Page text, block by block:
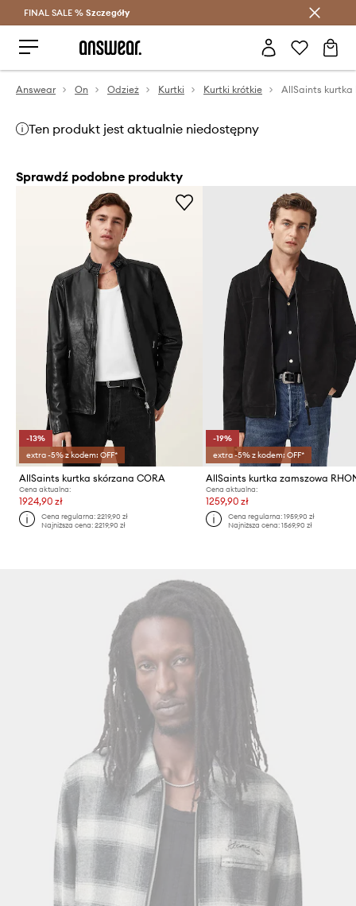
Oszczędzaj z Answear Club >
FINAL SALE % Szczegóły
Answear On Odzież Kurtki Kurtki krótkie AllSaints kurtka
Ten produkt jest aktualnie niedostępny
Sprawdź podobne produkty
-13%
extra -5% z kodem: OFF*
AllSaints kurtka skórzana CORA
Cena aktualna:
1924,90 zł
Cena regularna:2219,90 zł
Najniższa cena:2219,90 zł
-19%
extra -5% z kodem: OFF*
AllSaints kurtka zamszowa
Cena aktualna:
1259,90 zł
Cena regularna: 1959,90 zł
Najniższa cena: 1569,90 zł